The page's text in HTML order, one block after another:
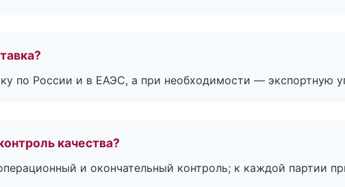
по России и в ЕАЭС, а при необходимости — экспортную
качества?
и окончательный контроль; к каждой партии